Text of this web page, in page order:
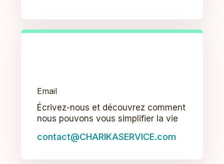
Email
Écrivez-nous et découvrez comment
nous pouvons vous simplifier la vie
contact@CHARIKASERVICE.com